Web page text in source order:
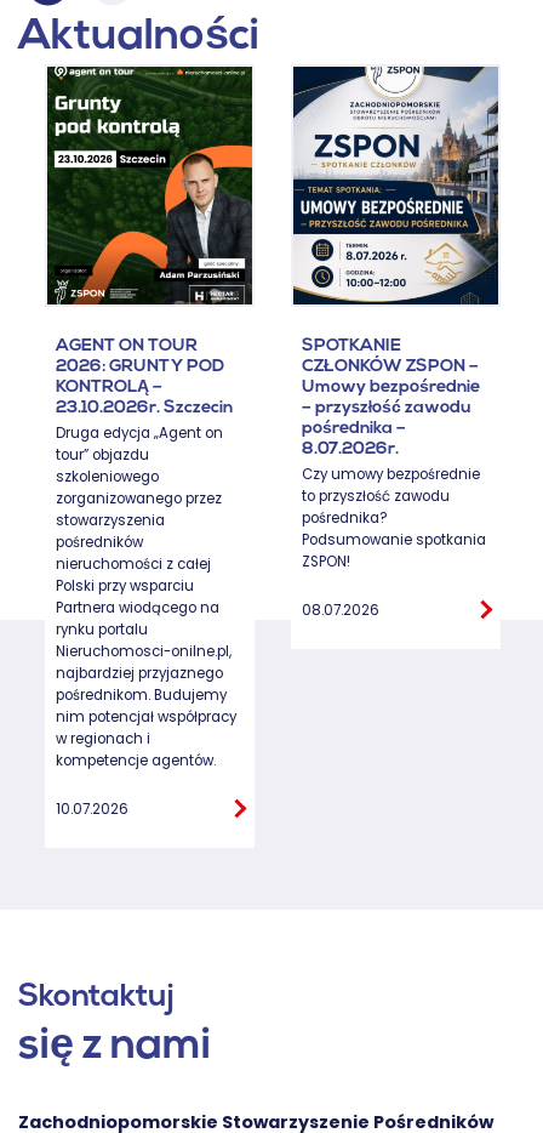
Aktualności
AGENT ON TOUR
2026: GRUNTY POD
KONTROLĄ –
23.10.2026r. Szczecin
Druga edycja „Agent on
tour” objazdu
szkoleniowego
zorganizowanego przez
stowarzyszenia
pośredników
nieruchomości z całej
Polski przy wsparciu
Partnera wiodącego na
rynku portalu
Nieruchomosci-onilne.pl,
najbardziej przyjaznego
pośrednikom. Budujemy
nim potencjał współpracy
w regionach i
kompetencje agentów.
10.07.2026
SPOTKANIE
CZŁONKÓW ZSPON –
Umowy bezpośrednie
– przyszłość zawodu
pośrednika –
8.07.2026r.
Czy umowy bezpośrednie
to przyszłość zawodu
pośrednika?
Podsumowanie spotkania
ZSPON!
08.07.2026
Skontaktuj
się z nami
Zachodniopomorskie Stowarzyszenie Pośredników